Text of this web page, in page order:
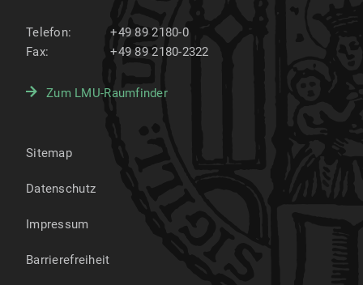
Telefon:
+49 89 2180-0
Fax:
+49 89 2180-2322
Zum LMU-Raumfinder
Sitemap
Datenschutz
Impressum
Barrierefreiheit